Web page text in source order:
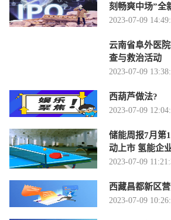
刻畅爽中场”全
2023-07-09
云南省阜外医
查与救治活动
2023-07-09
西葫芦做法?
2023-07-09
储能周报7月第
动上市 氢能企
2023-07-09
西藏昌都新区
2023-07-09